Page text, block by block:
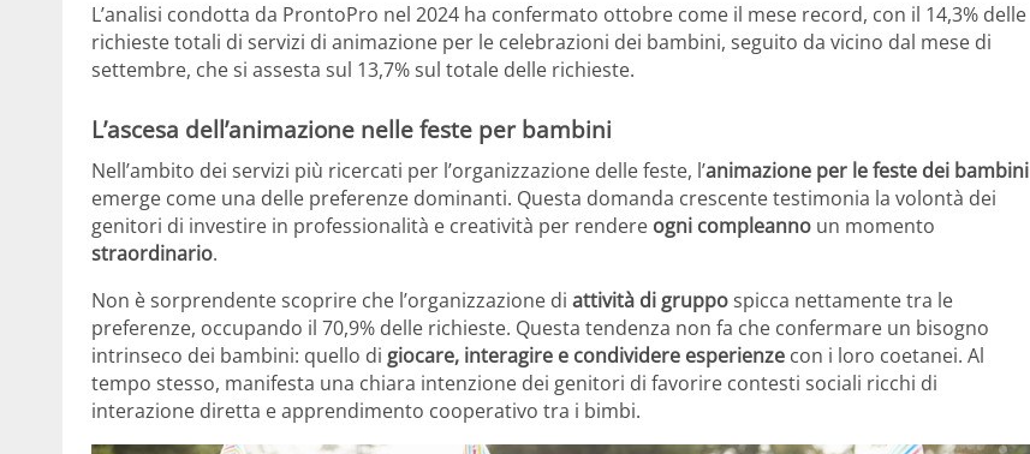
L’analisi condotta da ProntoPro nel 2024 ha confermato ottobre come il mese record, con il 14,3% delle
richieste totali di servizi di animazione per le celebrazioni dei bambini, seguito da vicino dal mese di
settembre, che si assesta sul 13,7% sul totale delle richieste.
L’ascesa dell’animazione nelle feste per bambini
Nell’ambito dei servizi più ricercati per l’organizzazione delle feste, l’animazione per le feste dei bambini
emerge come una delle preferenze dominanti. Questa domanda crescente testimonia la volontà dei
genitori di investire in professionalità e creatività per rendere ogni compleanno un momento
straordinario.
Non è sorprendente scoprire che l’organizzazione di attività di gruppospicca nettamente tra le
preferenze, occupando il 70,9% delle richieste. Questa tendenza non fa che confermare un bisogno
intrinseco dei bambini: quello di giocare, interagire e condividere esperienze con i loro coetanei. Al
tempo stesso, manifesta una chiara intenzione dei genitori di favorire contesti sociali ricchi di
interazione diretta e apprendimento cooperativo tra i bimbi.